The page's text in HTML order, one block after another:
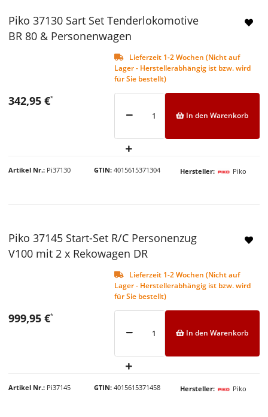
Piko 37130 Sart Set Tenderlokomotive
BR 80 & Personenwagen
Lieferzeit 1-2 Wochen (Nicht auf
Lager - Herstellerabhängig ist bzw. wird
für Sie bestellt)
Artikel Nr. Pi37130 GTIN 4015615371304 Hersteller Piko
342,95 €*
In den Warenkorb
Piko 37145 Start-Set R/C Personenzug
V100 mit 2 x Rekowagen DR
Lieferzeit 1-2 Wochen (Nicht auf
Lager - Herstellerabhängig ist bzw. wird
für Sie bestellt)
Artikel Nr. Pi37145 GTIN 4015615371458 Hersteller Piko
999,95 €*
In den Warenkorb